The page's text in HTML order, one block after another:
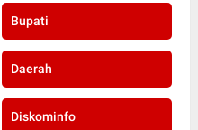
Bupati
Daerah
Diskominfo